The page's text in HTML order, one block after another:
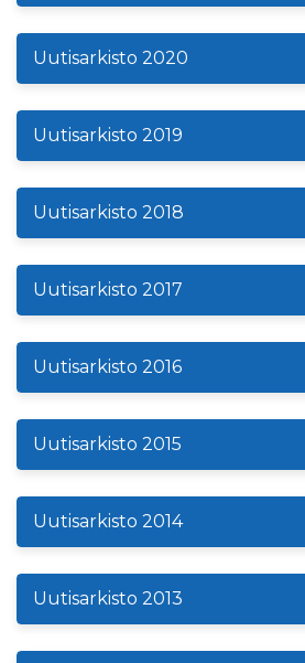
Uutisarkisto 2020
Uutisarkisto 2019
Uutisarkisto 2018
Uutisarkisto 2017
Uutisarkisto 2016
Uutisarkisto 2015
Uutisarkisto 2014
Uutisarkisto 2013